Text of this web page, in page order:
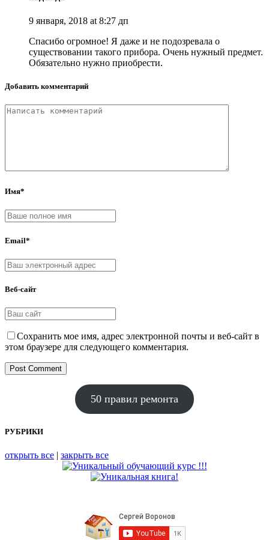
9 января, 2018 at 8:27 дп
Спасибо огромное! Я даже и не подозревала о
существовании такого прибора. Очень нужный предмет.
Обязательно нужно приобрести.
Добавить комментарий
Имя*
Email*
Веб-сайт
Сохранить мое имя, адрес электронной почты и веб-сайт в
этом браузере для следующего комментария.
50 правил ремонта
РУБРИКИ
открыть все | закрыть все